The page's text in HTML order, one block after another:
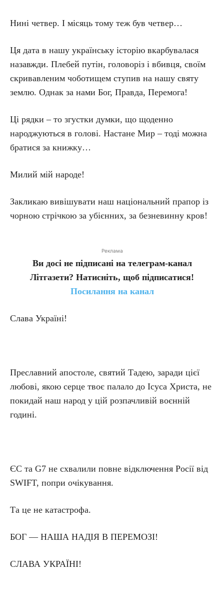
Нині четвер. І місяць тому теж був четвер…
Ця дата в нашу українську історію вкарбувалася
назавжди. Плебей путін, головоріз і вбивця, своїм
скривавленим чоботищем ступив на нашу святу
землю. Однак за нами Бог, Правда, Перемога!
Ці рядки – то згустки думки, що щоденно
народжуються в голові. Настане Мир – тоді можна
братися за книжку…
Милий мій народе!
Закликаю вивішувати наш національний прапор із
чорною стрічкою за убієнних, за безневинну кров!
Реклама
Ви досі не підписані на телеграм-канал
Літгазети? Натисніть, щоб підписатися!
Посилання на канал
Слава Україні!
Преславний апостоле, святий Тадею, заради цієї
любові, якою серце твоє палало до Ісуса Христа, не
покидай наш народ у цій розпачливій воєнній
годині.
ЄС та G7 не схвалили повне відключення Росії від
SWIFT, попри очікування.
Та це не катастрофа.
БОГ — НАША НАДІЯ В ПЕРЕМОЗІ!
СЛАВА УКРАЇНІ!